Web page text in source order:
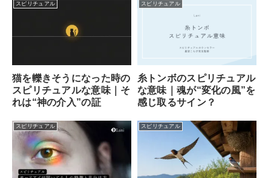
スピリチュアル
猫を轢きそうになった時の
スピリチュアルな意味｜そ
れは“神の介入”の証
スピリチュアル
糸トンボのスピリチュアル
な意味｜魂が“変化の風”を
感じ取るサイン？
スピリチュアル スピリチュアル